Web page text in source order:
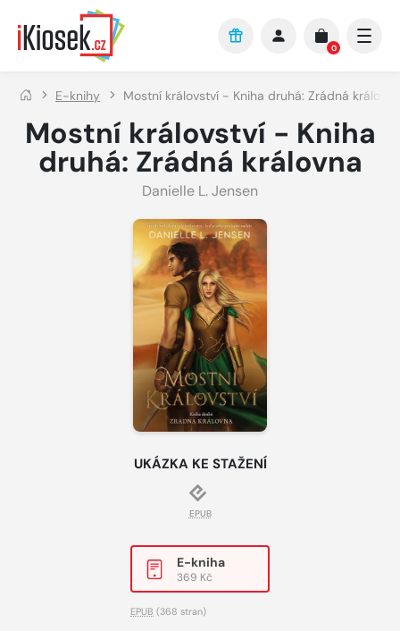
Přejít na hlavní obsah
0
E-knihy Mostní království - Kniha druhá: Zrádná královna
Mostní království - Kniha
druhá: Zrádná královna
Danielle L. Jensen
UKÁZKA KE STAŽENÍ
EPUB
E-kniha
369 Kč
EPUB (368 stran)